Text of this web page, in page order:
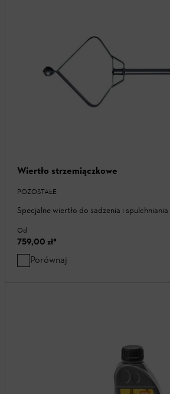
Wiertło strzemiączkowe
POZOSTAŁE
Specjalne wiertło do sadzenia i spulchniania
Od
759,00 zł*
Porównaj